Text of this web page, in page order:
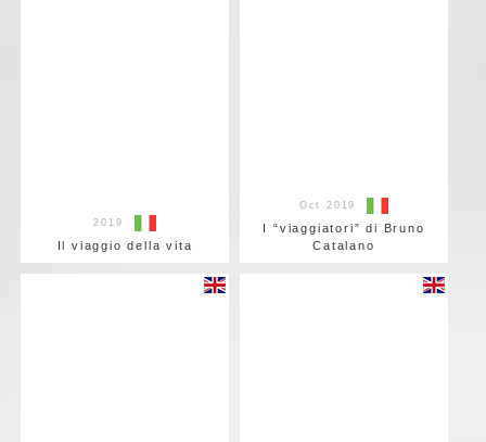
2019
Il viaggio della vita
Oct 2019
I “viaggiatori” di Bruno
Catalano